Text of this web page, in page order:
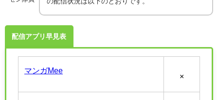
配信アプリ早見表
マンガMee
×